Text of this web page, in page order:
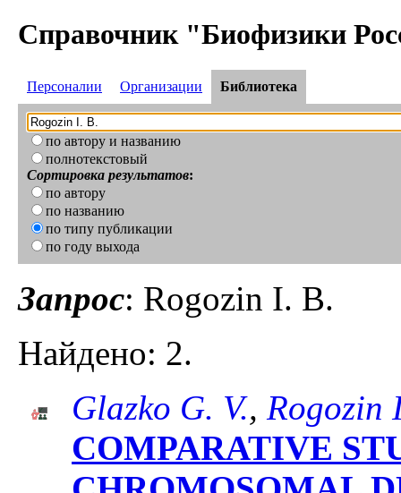
Справочник "Биофизики
Персоналии Организации Библиотека
по автору и названию
полнотекстовый
Сортировка результатов:
по автору
по названию
по типу публикации
по году выхода
Запрос: Rogozin I. B.
Найдено: 2.
Glazko G. V., Rogozin
COMPARATIVE